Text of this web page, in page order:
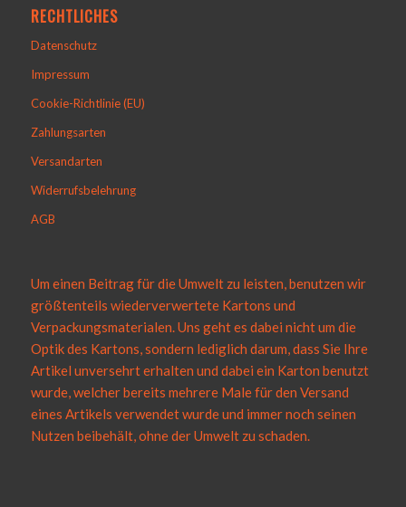
RECHTLICHES
Datenschutz
Impressum
Cookie-Richtlinie (EU)
Zahlungsarten
Versandarten
Widerrufsbelehrung
AGB
Um einen Beitrag für die Umwelt zu leisten, benutzen wir
größtenteils wiederverwertete Kartons und
Verpackungsmaterialen. Uns geht es dabei nicht um die
Optik des Kartons, sondern lediglich darum, dass Sie Ihre
Artikel unversehrt erhalten und dabei ein Karton benutzt
wurde, welcher bereits mehrere Male für den Versand
eines Artikels verwendet wurde und immer noch seinen
Nutzen beibehält, ohne der Umwelt zu schaden.